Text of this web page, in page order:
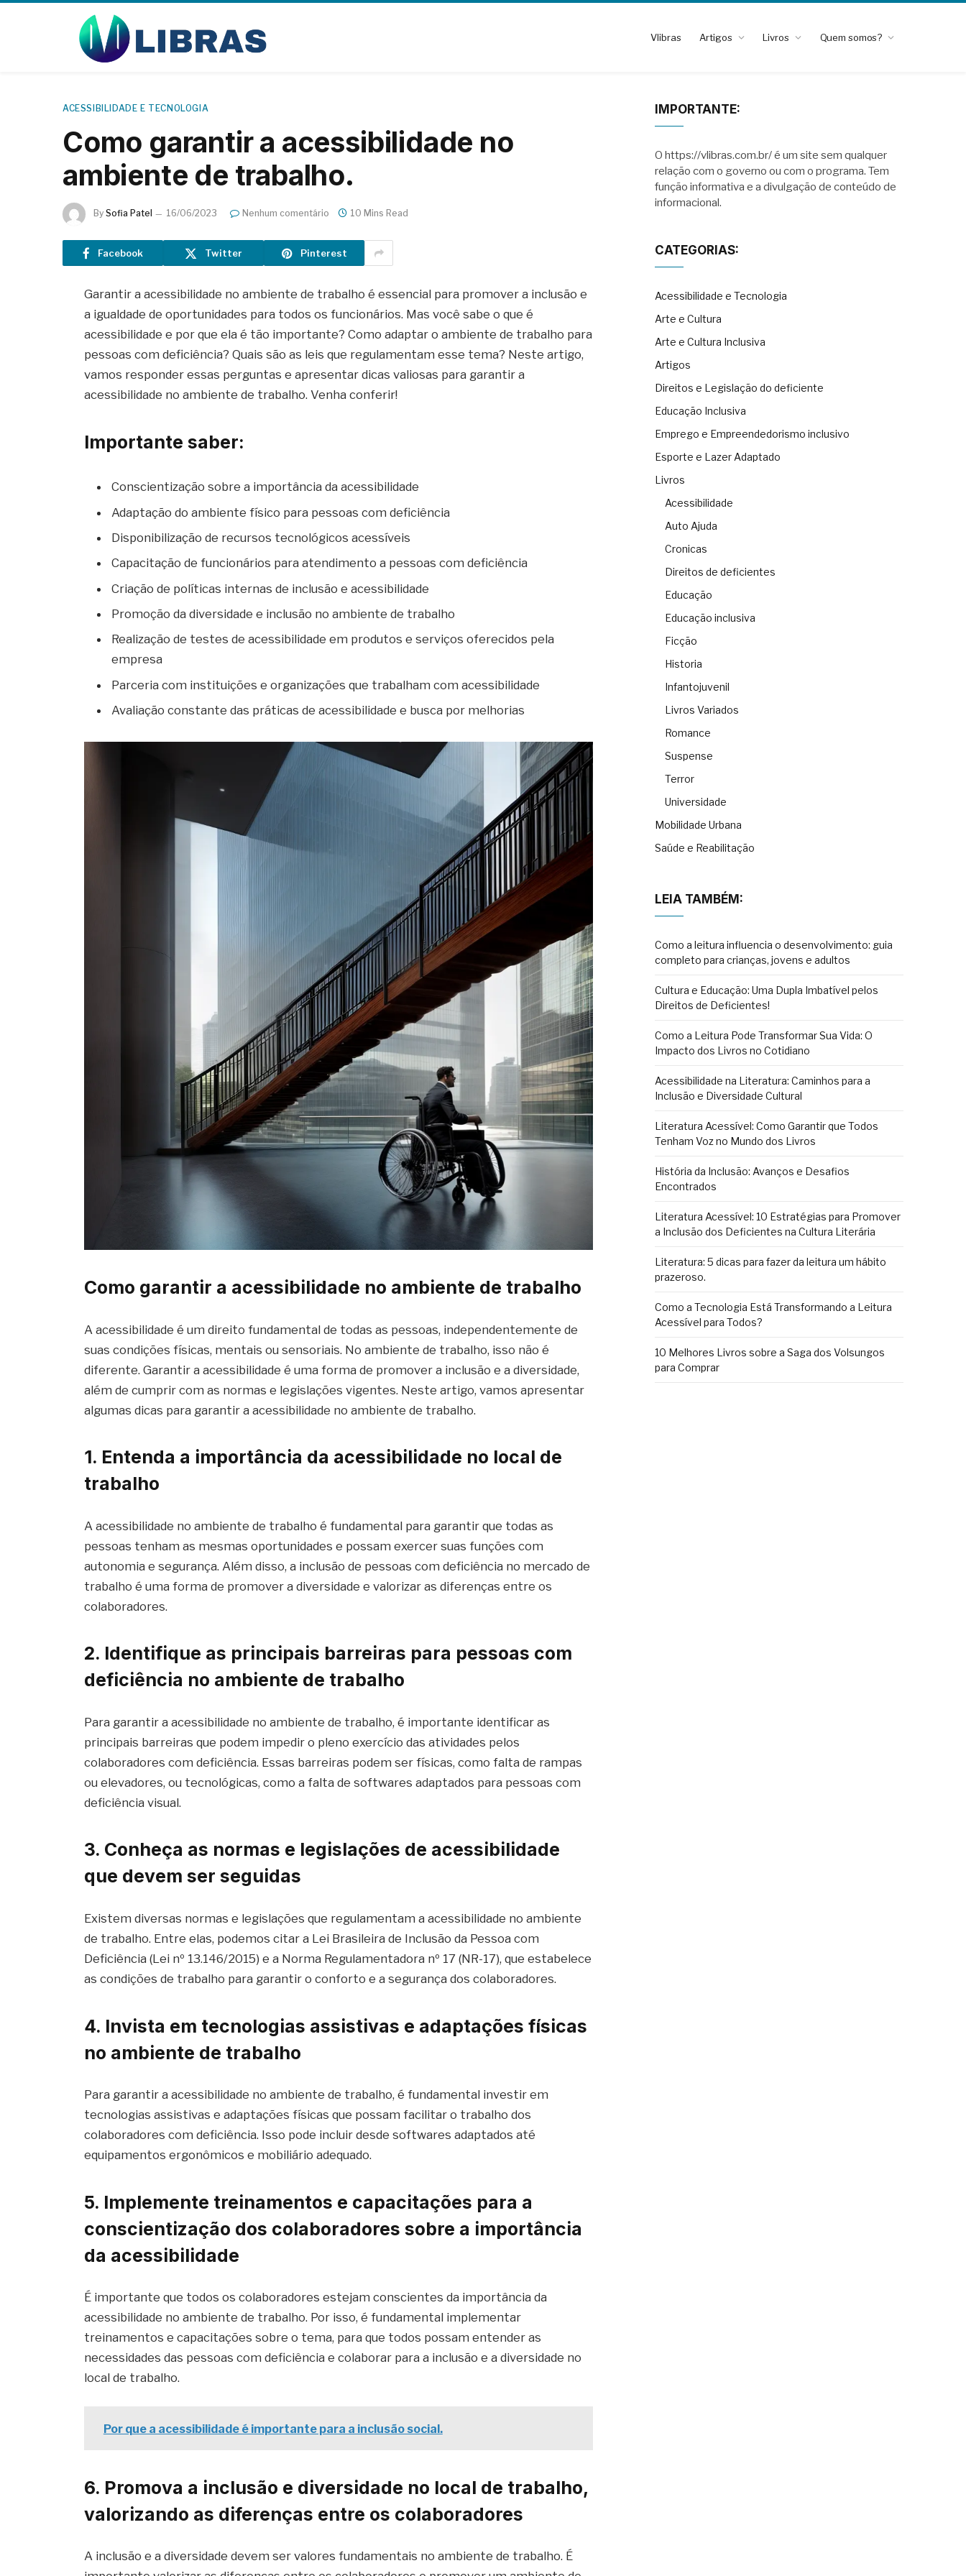
Vlibras Artigos Livros Quem somos?
ACESSIBILIDADE E TECNOLOGIA
Como garantir a acessibilidade no
ambiente de trabalho.
By Sofia Patel 16/06/2023 Nenhum comentário 10 Mins Read
Facebook Twitter Pinterest
Garantir a acessibilidade no ambiente de trabalho é essencial para promover a inclusão e
a igualdade de oportunidades para todos os funcionários. Mas você sabe o que é
acessibilidade e por que ela é tão importante? Como adaptar o ambiente de trabalho para
pessoas com deficiência? Quais são as leis que regulamentam esse tema? Neste artigo,
vamos responder essas perguntas e apresentar dicas valiosas para garantir a
acessibilidade no ambiente de trabalho. Venha conferir!
Importante saber:
Conscientização sobre a importância da acessibilidade
Adaptação do ambiente físico para pessoas com deficiência
Disponibilização de recursos tecnológicos acessíveis
Capacitação de funcionários para atendimento a pessoas com deficiência
Criação de políticas internas de inclusão e acessibilidade
Promoção da diversidade e inclusão no ambiente de trabalho
Realização de testes de acessibilidade em produtos e serviços oferecidos pela
empresa
Parceria com instituições e organizações que trabalham com acessibilidade
Avaliação constante das práticas de acessibilidade e busca por melhorias
Como garantir a acessibilidade no ambiente de trabalho
A acessibilidade é um direito fundamental de todas as pessoas, independentemente de
suas condições físicas, mentais ou sensoriais. No ambiente de trabalho, isso não é
diferente. Garantir a acessibilidade é uma forma de promover a inclusão e a diversidade,
além de cumprir com as normas e legislações vigentes. Neste artigo, vamos apresentar
algumas dicas para garantir a acessibilidade no ambiente de trabalho.
1. Entenda a importância da acessibilidade no local de
trabalho
A acessibilidade no ambiente de trabalho é fundamental para garantir que todas as
pessoas tenham as mesmas oportunidades e possam exercer suas funções com
autonomia e segurança. Além disso, a inclusão de pessoas com deficiência no mercado de
trabalho é uma forma de promover a diversidade e valorizar as diferenças entre os
colaboradores.
2. Identifique as principais barreiras para pessoas com
deficiência no ambiente de trabalho
Para garantir a acessibilidade no ambiente de trabalho, é importante identificar as
principais barreiras que podem impedir o pleno exercício das atividades pelos
colaboradores com deficiência. Essas barreiras podem ser físicas, como falta de rampas
ou elevadores, ou tecnológicas, como a falta de softwares adaptados para pessoas com
deficiência visual.
3. Conheça as normas e legislações de acessibilidade
que devem ser seguidas
Existem diversas normas e legislações que regulamentam a acessibilidade no ambiente
de trabalho. Entre elas, podemos citar a Lei Brasileira de Inclusão da Pessoa com
Deficiência (Lei nº 13.146/2015) e a Norma Regulamentadora nº 17 (NR-17), que estabelece
as condições de trabalho para garantir o conforto e a segurança dos colaboradores.
4. Invista em tecnologias assistivas e adaptações físicas
no ambiente de trabalho
Para garantir a acessibilidade no ambiente de trabalho, é fundamental investir em
tecnologias assistivas e adaptações físicas que possam facilitar o trabalho dos
colaboradores com deficiência. Isso pode incluir desde softwares adaptados até
equipamentos ergonômicos e mobiliário adequado.
5. Implemente treinamentos e capacitações para a
conscientização dos colaboradores sobre a importância
da acessibilidade
É importante que todos os colaboradores estejam conscientes da importância da
acessibilidade no ambiente de trabalho. Por isso, é fundamental implementar
treinamentos e capacitações sobre o tema, para que todos possam entender as
necessidades das pessoas com deficiência e colaborar para a inclusão e a diversidade no
local de trabalho.
Por que a acessibilidade é importante para a inclusão social.
6. Promova a inclusão e diversidade no local de trabalho,
valorizando as diferenças entre os colaboradores
A inclusão e a diversidade devem ser valores fundamentais no ambiente de trabalho. É
IMPORTANTE:
O https://vlibras.com.br/ é um site sem qualquer
relação com o governo ou com o programa. Tem
função informativa e a divulgação de conteúdo de
informacional.
CATEGORIAS:
Acessibilidade e Tecnologia
Arte e Cultura
Arte e Cultura Inclusiva
Artigos
Direitos e Legislação do deficiente
Educação Inclusiva
Emprego e Empreendedorismo inclusivo
Esporte e Lazer Adaptado
Livros
Acessibilidade
Auto Ajuda
Cronicas
Direitos de deficientes
Educação
Educação inclusiva
Ficção
Historia
Infantojuvenil
Livros Variados
Romance
Suspense
Terror
Universidade
Mobilidade Urbana
Saúde e Reabilitação
LEIA TAMBÉM:
Como a leitura influencia o desenvolvimento: guia
completo para crianças, jovens e adultos
Cultura e Educação: Uma Dupla Imbatível pelos
Direitos de Deficientes!
Como a Leitura Pode Transformar Sua Vida: O
Impacto dos Livros no Cotidiano
Acessibilidade na Literatura: Caminhos para a
Inclusão e Diversidade Cultural
Literatura Acessível: Como Garantir que Todos
Tenham Voz no Mundo dos Livros
História da Inclusão: Avanços e Desafios
Encontrados
Literatura Acessível: 10 Estratégias para Promover
a Inclusão dos Deficientes na Cultura Literária
Literatura: 5 dicas para fazer da leitura um hábito
prazeroso.
Como a Tecnologia Está Transformando a Leitura
Acessível para Todos?
10 Melhores Livros sobre a Saga dos Volsungos
para Comprar